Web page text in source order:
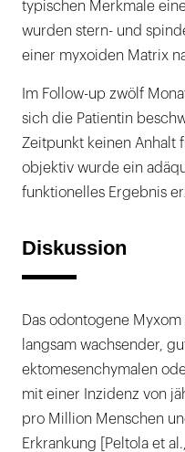
typischen Merkmale
wurden stern- und
einer myxoiden Matrix
Im Follow-up zwölf
sich die Patientin
Zeitpunkt keinen Anhalt
objektiv wurde ein
funktionelles Ergebnis
Diskussion
Das odontogene
langsam wachsender,
ektomesenchymalen
mit einer Inzidenz von
pro Million Menschen
Erkrankung [Peltola et